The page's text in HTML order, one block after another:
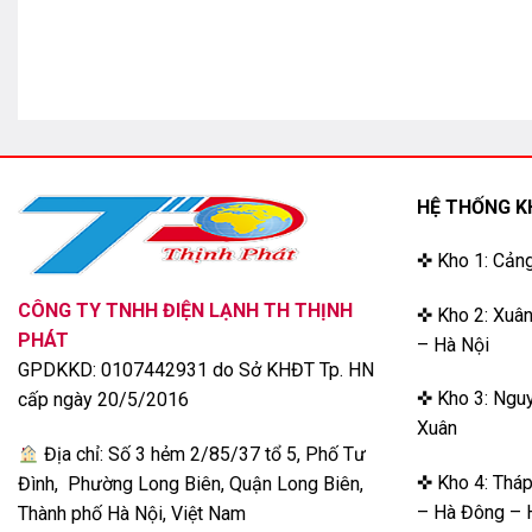
Các ngăn chứa được sắp xếp thông minh, khoa học, giúp
phẩm. Đồng thời việc chia nhiều ngăn cũng sẽ giúp bạn cất
cất thực phẩm có kích thước lớn thì cũng có thể lấy khay
CÔNG TY TNHH ĐIỆN LẠNH TH THỊNH
PHÁT
GPDKKD: 0107442931 do Sở KHĐT Tp. HN
cấp ngày 20/5/2016
Địa chỉ: Số 3 hẻm 2/85/37 tổ 5, Phố Tư
Đình, Phường Long Biên, Quận Long Biên,
Thành phố Hà Nội, Việt Nam
HỆ THỐNG
✜ Kho 1:
✜ Kho 2:
– Hà Nội
✜ Kho 3:
Xuân
✜ Kho 4:
– Hà Đông –